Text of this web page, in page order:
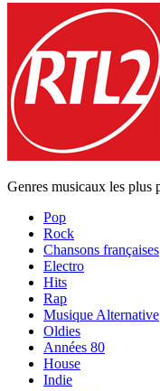
Genres musicaux les plus
Pop
Rock
Chansons françaises
Electro
Hits
Rap
Musique Alternative
Oldies
Années 80
House
Indie